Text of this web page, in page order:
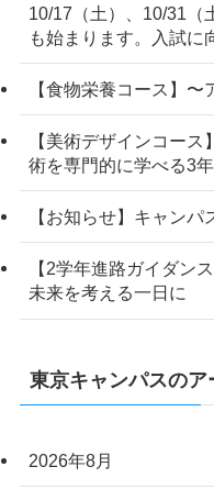
10/17（土）、10/31
も始まります。入試に
【食物栄養コース】
【美術デザインコー
術を専門的に学べる3
【お知らせ】キャン
【2学年進路ガイダン
未来を考える一日に
東京キャンパスのア
2026年8月